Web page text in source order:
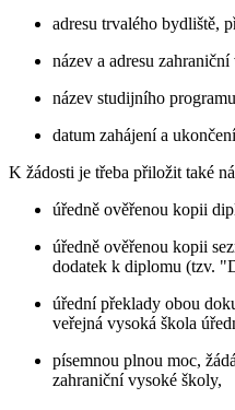
adresu trvalého bydliště,
název a adresu
název studijního
datum zahájení a
K žádosti je třeba přiložit také
úředně ověřenou kopii
úředně ověřenou kopii
dodatek k diplomu (tzv.
úřední překlady obou
veřejná vysoká škola
písemnou plnou moc,
zahraniční vysoké školy,